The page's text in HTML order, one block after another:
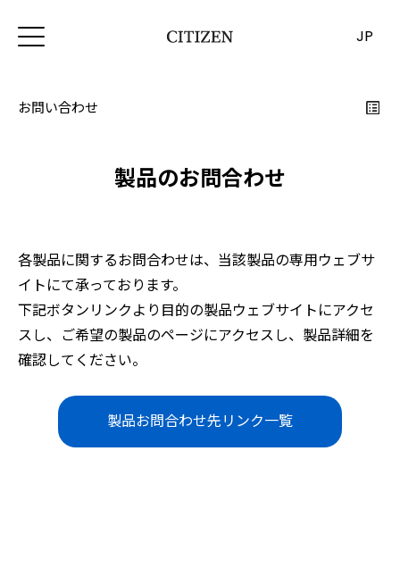
JP
お問い合わせ
製品のお問合わせ
各製品に関するお問合わせは、当該製品の専用ウェブサ
イトにて承っております。
下記ボタンリンクより目的の製品ウェブサイトにアクセ
スし、ご希望の製品のページにアクセスし、製品詳細を
確認してください。
製品お問合わせ先リンク一覧